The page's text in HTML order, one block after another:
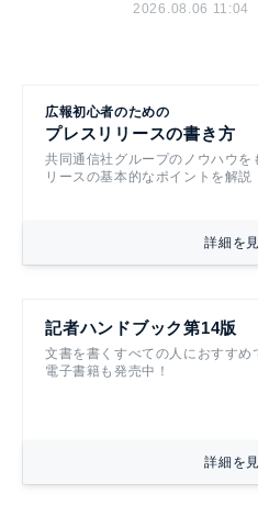
2026.08.06 11:04
広報初心者のための
プレスリリースの書き方
共同通信社グループのノウハウを
リースの基本的なポイントを解説
詳細を
記者ハンドブック第14版
文書を書くすべての人におすすめ
電子書籍も発売中！
詳細を